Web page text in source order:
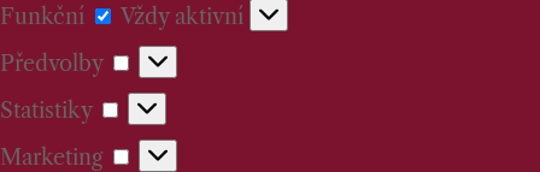
Funkční
Funkční
Vždy aktivní
Předvolby
Předvolby
Statistiky
Statistiky
Marketing
Marketing